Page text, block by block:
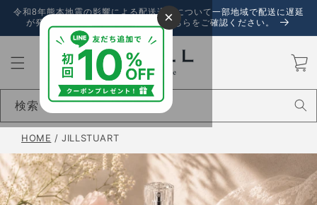
ンツに
進む
令和8年熊本地震の影響による配送遅延について一部地域で配送に遅延
が発生しております。詳しくは、こちらをご確認ください。
ー
検索
HOME /JILLSTUART
×